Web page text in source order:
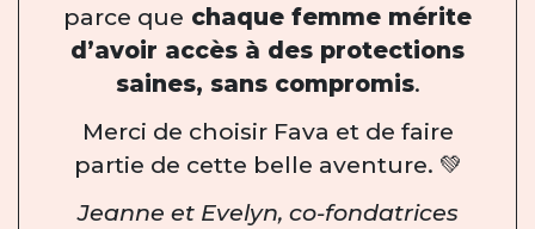
parce que chaque femme mérite
d’avoir accès à des protections
saines, sans compromis.
Merci de choisir Fava et de faire
partie de cette belle aventure. 💚
Jeanne et Evelyn, co-fondatrices